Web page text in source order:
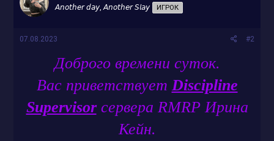
𝘈𝘯𝘰𝘵𝘩𝘦𝘳 𝘥𝘢𝘺, 𝘈𝘯𝘰𝘵𝘩𝘦𝘳 𝘚𝘭𝘢𝘺 ИГРОК
07.08.2023 #2
Доброго времени суток.
Вас приветствует Discipline
Supervisorсервера RMRP Ирина
Кейн.